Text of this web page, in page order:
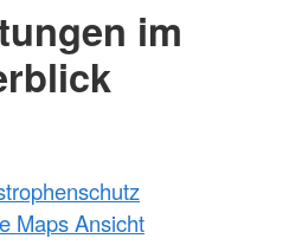
im
Maps Ansicht